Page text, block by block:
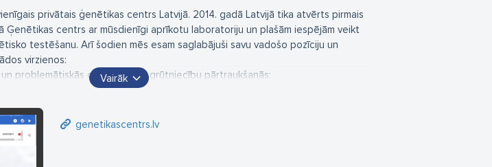
privātais ģenētikas centrs Latvijā. 2014. gadā Latvijā tika atvērts pirmais
Ģenētikas centrs ar mūsdienīgi aprīkotu laboratoriju un plašām iespējām veikt
testēšanu. Arī šodien mēs esam saglabājuši savu vadošo pozīciju un
virzienos:
problemātiskās grūtniecības/ grūtniecību pārtraukšanās;
Viva Genomics.
inovatīvām tehnoloģijām reprodukcijas un ģenētikas jomā, iespējams
pāriem ar neauglību, grūtniecības neiznēsāšanu, neveiksmīgiem IVF
Vairāk
genetikascentrs.lv